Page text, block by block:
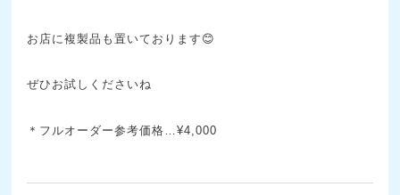
お店に複製品も置いております😊
ぜひお試しくださいね
＊フルオーダー参考価格…¥4,000